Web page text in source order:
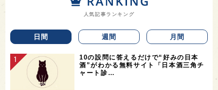
人気記事ランキング
日間 週間 月間
10の設問に答えるだけで“好みの日本
酒”がわかる無料サイト「日本酒三角チ
ャート診…